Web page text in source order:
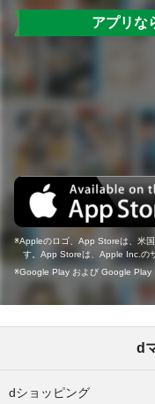
アプリな
Appleのロゴ、App Storeは、米
す。App Storeは、Apple Inc.の
Google Play および Google Play
d
dショッピング